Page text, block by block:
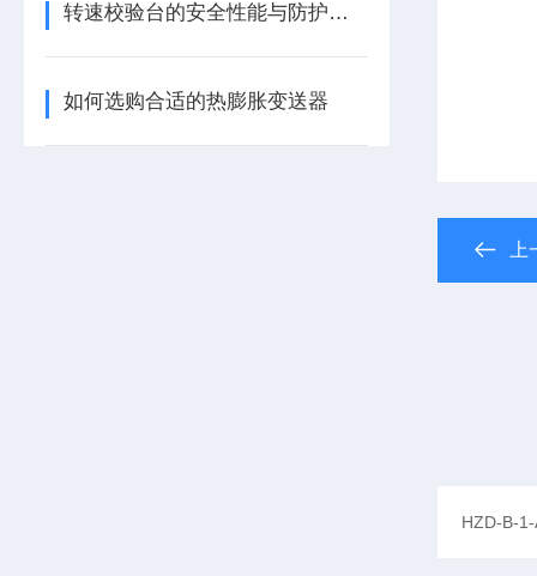
转速校验台的安全性能与防护措施
如何选购合适的热膨胀变送器